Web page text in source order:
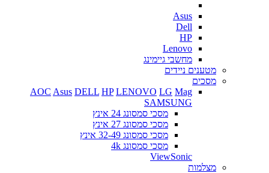
Asus
Dell
HP
Lenovo
מחשבי גיימינג
מטענים ניידים
מסכים
AOC Asus DELL HP LENOVO LG Mag
SAMSUNG
מסכי סמסונג 24 אינץ
מסכי סמסונג 27 אינץ
מסכי סמסונג 32-49 אינץ
מסכי סמסונג 4k
ViewSonic
מצלמות